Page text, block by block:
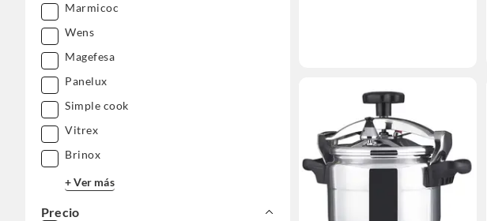
Marmicoc
Wens
Magefesa
Panelux
Simple cook
Vitrex
Brinox
+ Ver más
Precio